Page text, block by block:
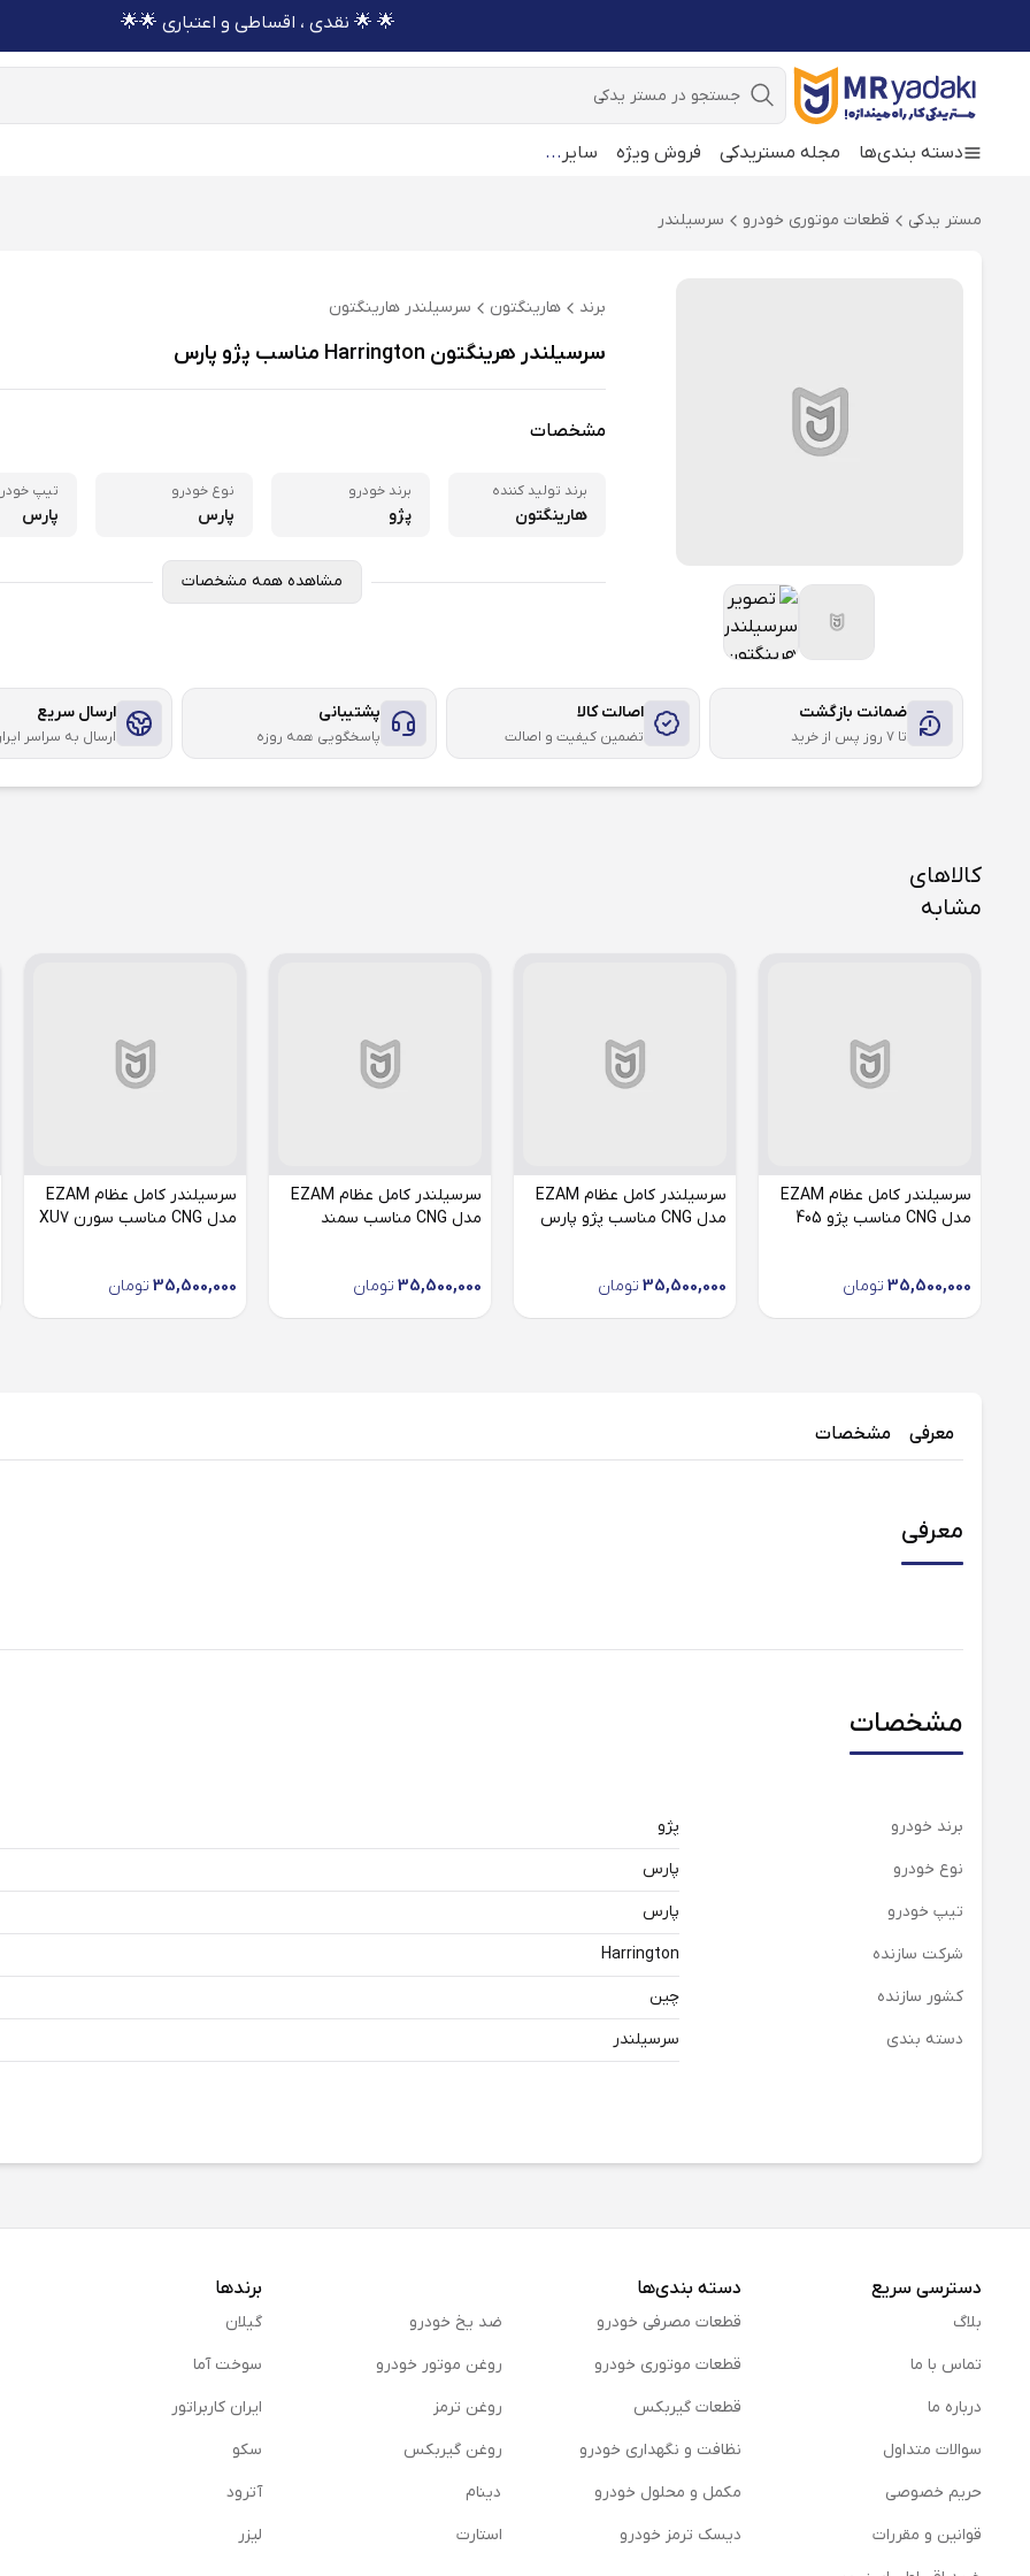
🌟 🌟 نقدی ، اقساطی و اعتباری 🌟🌟
جستجو
دسته بندی‌ها
مجله مستریدکی فروش ویژه سایر ...
مستر یدکی قطعات موتوری خودرو سرسیلندر
برند هارینگتون سرسیلندر هارینگتون
سرسیلندر هرینگتون Harrington مناسب پژو پارس
مشخصات
برند تولید کننده
هارینگتون
برند خودرو
پژو
نوع خودرو
پارس
تیپ
پارس
مشاهده همه مشخصات
ضمانت بازگشت
تا ۷ روز پس از خرید
اصالت کالا
تضمین کیفیت و اصالت
پشتیبانی
پاسخگویی همه روزه
ارسال سریع
ارسال به سراسر
کالاهای
مشابه
سرسیلندر کامل عظام EZAM
مدل CNG مناسب پژو 405
35,500,000 تومان
سرسیلندر کامل عظام EZAM
مدل CNG مناسب پژو پارس
35,500,000 تومان
سرسیلندر کامل عظام EZAM
مدل CNG مناسب سمند
35,500,000 تومان
سرسیلندر کامل عظام EZAM
مدل CNG مناسب سورن XU7
35,500,000 تومان
معرفی مشخصات
معرفی
مشخصات
برند خودرو
پژو
نوع خودرو
پارس
تیپ خودرو
پارس
شرکت سازنده
Harrington
کشور سازنده
چین
دسته بندی
سرسیلندر
دسترسی سریع
بلاگ
تماس با ما
درباره ما
سوالات متداول
حریم خصوصی
قوانین و مقررات
دسته بندی‌ها
قطعات مصرفی خودرو
قطعات موتوری خودرو
قطعات گیربکس
نظافت و نگهداری خودرو
مكمل و محلول خودرو
دیسک ترمز خودرو
ضد یخ خودرو
روغن موتور خودرو
روغن ترمز
روغن گیربكس
دینام
استارت
برندها
گیلان
سوخت آما
ایران کاربراتور
سکو
آترود
لیزر